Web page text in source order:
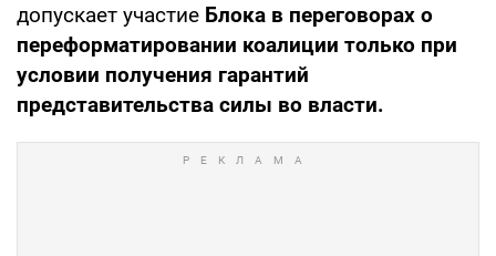
допускает участие Блока в переговорах о
переформатировании коалиции только при
условии получения гарантий
представительства силы во власти.